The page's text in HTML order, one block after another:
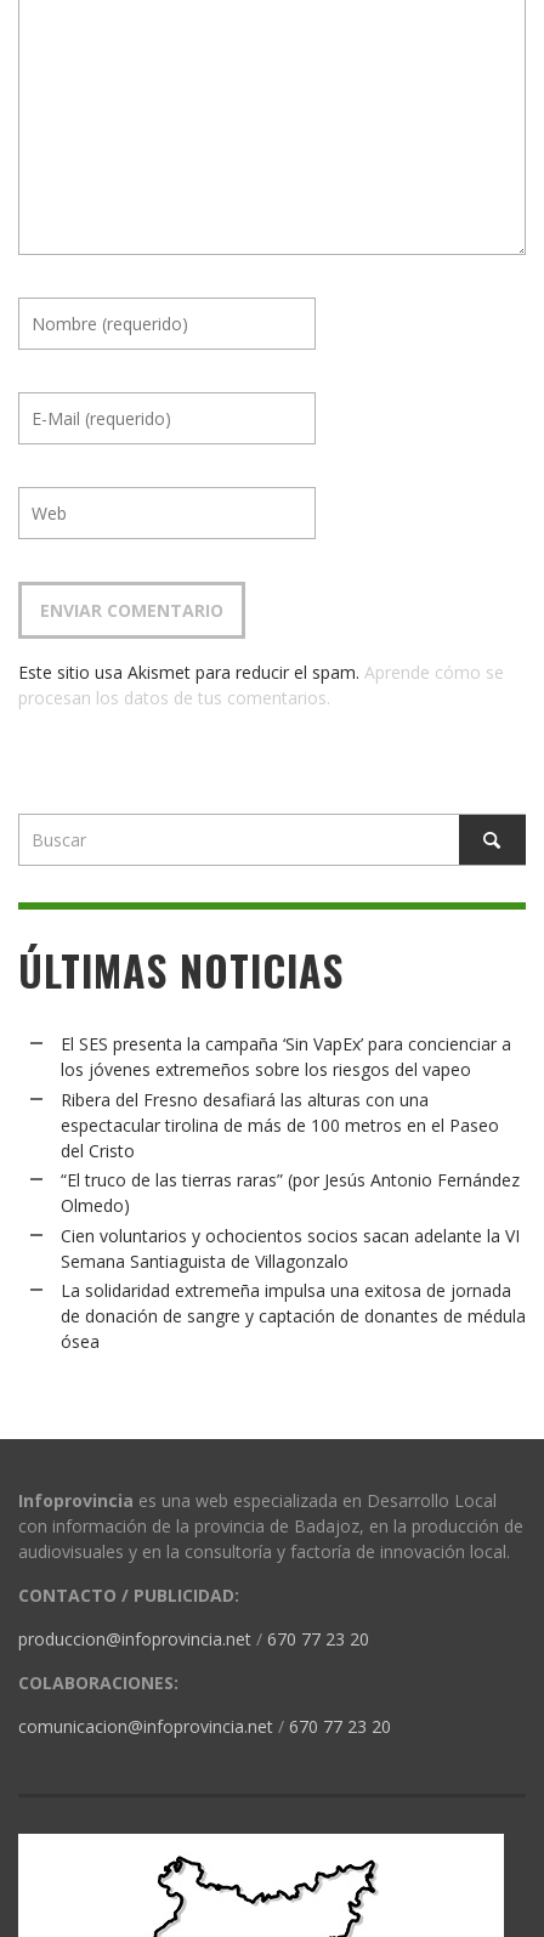
Este sitio usa Akismet para reducir el spam. Aprende cómo se
procesan los datos de tus comentarios.
ÚLTIMAS NOTICIAS
El SES presenta la campaña ‘Sin VapEx’ para concienciar a
los jóvenes extremeños sobre los riesgos del vapeo
Ribera del Fresno desafiará las alturas con una
espectacular tirolina de más de 100 metros en el Paseo
del Cristo
“El truco de las tierras raras” (por Jesús Antonio Fernández
Olmedo)
Cien voluntarios y ochocientos socios sacan adelante la VI
Semana Santiaguista de Villagonzalo
La solidaridad extremeña impulsa una exitosa de jornada
de donación de sangre y captación de donantes de médula
ósea
Infoprovincia es una web especializada en Desarrollo Local
con información de la provincia de Badajoz, en la producción de
audiovisuales y en la consultoría y factoría de innovación local.
CONTACTO / PUBLICIDAD:
produccion@infoprovincia.net / 670 77 23 20
COLABORACIONES:
comunicacion@infoprovincia.net / 670 77 23 20